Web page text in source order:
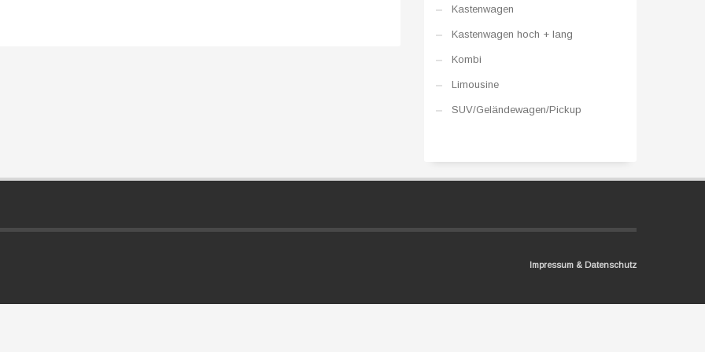
Kastenwagen
Kastenwagen hoch + lang
Kombi
Limousine
SUV/Geländewagen/Pickup
Impressum & Datenschutz